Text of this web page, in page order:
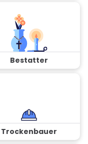
Bestatter
Trockenbauer